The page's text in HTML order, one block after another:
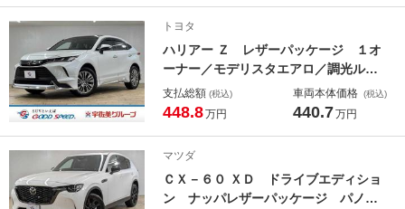
リジェントキー／プッシュスタート／
ＬＥＤ
トヨタ
ハリアー Ｚ レザーパッケージ １オ
ーナー／モデリスタエアロ／調光ルー
フ／全周囲カメラ／ＪＢＬサウンド／
レーダークルーズコントロール／シー
トモニター／電動リヤゲート
支払総額 (税込)
448.8万円
車両本体価格 (税込)
440.7万円
マツダ
ＣＸ－６０ ＸＤ ドライブエディショ
ン ナッパレザーパッケージ パノラ